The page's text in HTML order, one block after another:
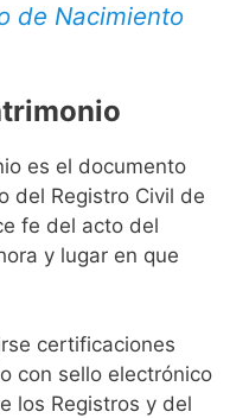
de Nacimiento
es el documento
del Registro Civil de
fe del acto del
y lugar en que
certificaciones
con sello electrónico
los Registros y del